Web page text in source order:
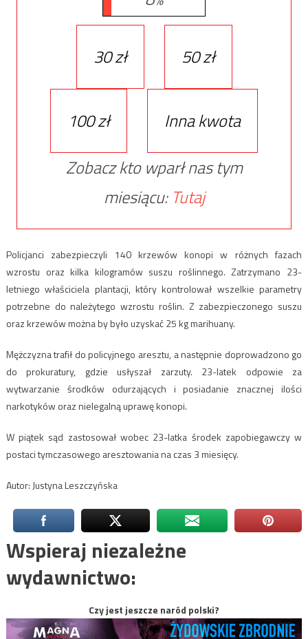
30 zł 50 zł
100 zł
Inna kwota
Zobacz kto wparł nas tym
miesiącu: Tutaj
Policjanci zabezpieczyli 140 krzewów konopi w różnych fazach
wzrostu oraz kilka kilogramów suszu roślinnego. Zatrzymano 23-
letniego właściciela plantacji, który kontrolował wszelkie parametry
potrzebne do należytego wzrostu roślin. Z zabezpieczonego suszu
oraz krzewów można by było uzyskać 25 kg marihuany.
Mężczyzna trafił do policyjnego aresztu, a następnie doprowadzono go
do prokuratury, gdzie usłyszał zarzuty. 23-latek odpowie za
wytwarzanie środków odurzających i posiadanie znacznej ilości
narkotyków oraz nielegalną uprawę konopi.
W piątek sąd zastosował wobec 23-latka środek zapobiegawczy w
postaci tymczasowego aresztowania na czas 3 miesięcy.
Autor: Justyna Leszczyńska
Wspieraj niezależne
wydawnictwo:
Czy jest jeszcze naród polski?